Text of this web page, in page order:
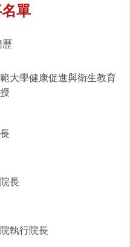
單
大學健康促進與衛生教育
長
執行院長